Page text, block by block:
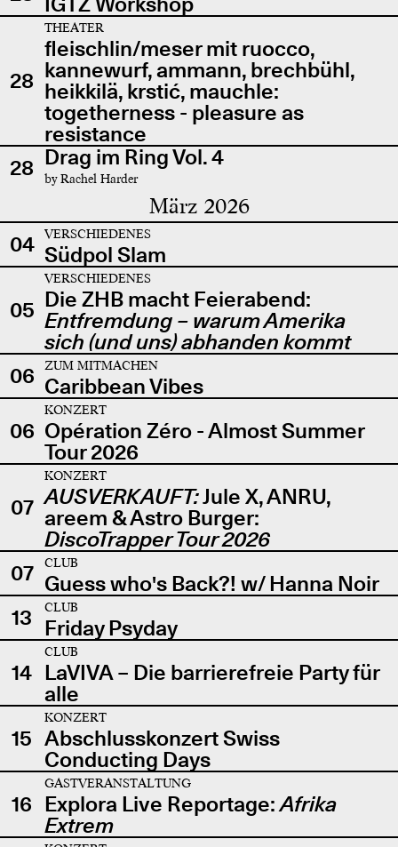
28
THEATER
fleischlin/meser mit ruocco,
kannewurf, ammann, brechbühl,
heikkilä, krstić, mauchle:
togetherness - pleasure as
resistance
28 Drag im Ring Vol. 4
by Rachel Harder
März 2026
04 VERSCHIEDENES
Südpol Slam
05
VERSCHIEDENES
Die ZHB macht Feierabend:
Entfremdung – warum Amerika
sich (und uns) abhanden kommt
06
ZUM MITMACHEN
Caribbean Vibes
06
KONZERT
Opération Zéro - Almost Summer
Tour 2026
07
KONZERT
AUSVERKAUFT:Jule X, ANRU,
areem & Astro Burger:
DiscoTrapper Tour 2026
07
CLUB
Guess who's Back?! w/ Hanna Noir
13
CLUB
Friday Psyday
14
CLUB
LaVIVA – Die barrierefreie Party für
alle
15
KONZERT
Abschlusskonzert Swiss
Conducting Days
16
GASTVERANSTALTUNG
Explora Live Reportage:Afrika
Extrem